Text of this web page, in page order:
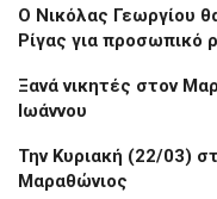
O Nικόλας Γεωργίου
Ρίγας για προσωπικό
Ξανά νικητές στον
Ιωάννου
Την Κυριακή (22/03)
Μαραθώνιος